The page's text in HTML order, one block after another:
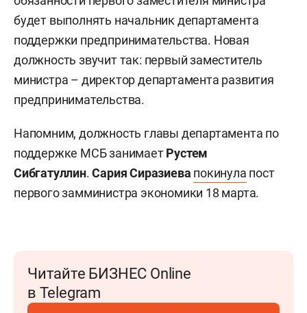
будет выполнять начальник департамента
поддержки предпринимательства. Новая
должность звучит так: первый заместитель
министра – директор департамента развития
предпринимательства.
Напомним, должность главы департамента по
поддержке МСБ занимаетРустем
Сибгатуллин.Сария Сиразиева покинула пост
первого замминистра экономики 18 марта.
Читайте БИЗНЕС Online
в Telegram